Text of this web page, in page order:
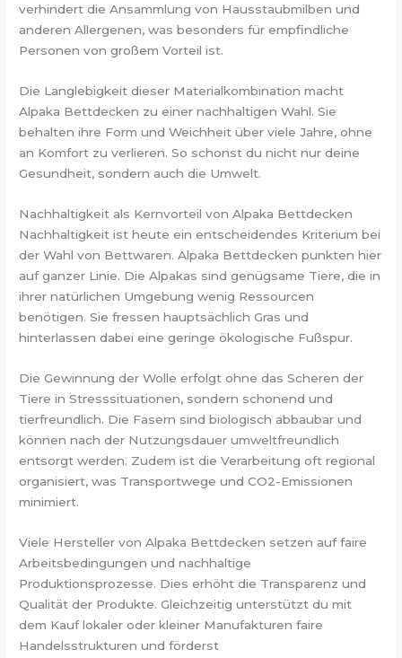
verhindert die Ansammlung von Hausstaubmilben und
anderen Allergenen, was besonders für empfindliche
Personen von großem Vorteil ist.
Die Langlebigkeit dieser Materialkombination macht
Alpaka Bettdecken zu einer nachhaltigen Wahl. Sie
behalten ihre Form und Weichheit über viele Jahre, ohne
an Komfort zu verlieren. So schonst du nicht nur deine
Gesundheit, sondern auch die Umwelt.
Nachhaltigkeit als Kernvorteil von Alpaka Bettdecken
Nachhaltigkeit ist heute ein entscheidendes Kriterium bei
der Wahl von Bettwaren. Alpaka Bettdecken punkten hier
auf ganzer Linie. Die Alpakas sind genügsame Tiere, die in
ihrer natürlichen Umgebung wenig Ressourcen
benötigen. Sie fressen hauptsächlich Gras und
hinterlassen dabei eine geringe ökologische Fußspur.
Die Gewinnung der Wolle erfolgt ohne das Scheren der
Tiere in Stresssituationen, sondern schonend und
tierfreundlich. Die Fasern sind biologisch abbaubar und
können nach der Nutzungsdauer umweltfreundlich
entsorgt werden. Zudem ist die Verarbeitung oft regional
organisiert, was Transportwege und CO2-Emissionen
minimiert.
Viele Hersteller von Alpaka Bettdecken setzen auf faire
Arbeitsbedingungen und nachhaltige
Produktionsprozesse. Dies erhöht die Transparenz und
Qualität der Produkte. Gleichzeitig unterstützt du mit
dem Kauf lokaler oder kleiner Manufakturen faire
Handelsstrukturen und förderst